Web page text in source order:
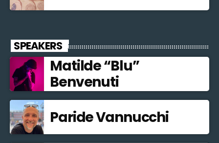
SPEAKERS
Matilde “Blu”
Benvenuti
Paride Vannucchi